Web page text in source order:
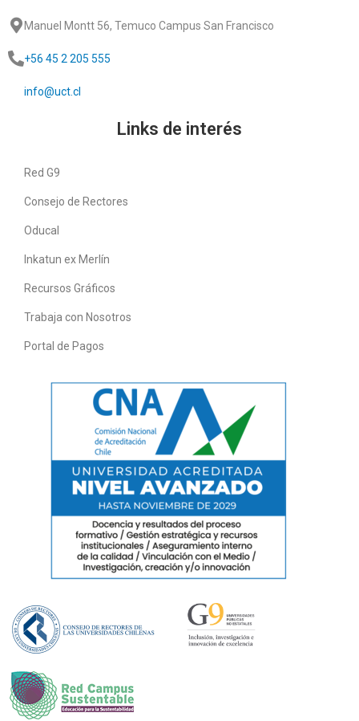
Manuel Montt 56, Temuco Campus San Francisco
+56 45 2 205 555
info@uct.cl
Links de interés
Red G9
Consejo de Rectores
Oducal
Inkatun ex Merlín
Recursos Gráficos
Trabaja con Nosotros
Portal de Pagos